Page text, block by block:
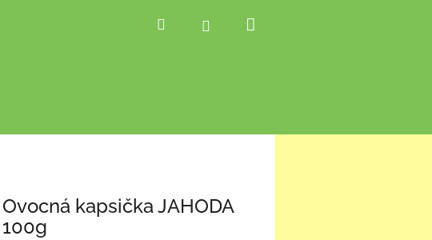
Hledat Přihlášení
Ovocná kapsička JAHODA
100g